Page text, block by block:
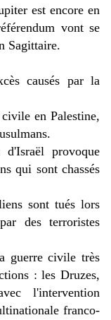
est encore en
vont se
Sagittaire.
causés par la
en Palestine,
provoque
qui sont chassés
sont tués lors
des terroristes
guerre civile très
: les Druzes,
l'intervention
franco-